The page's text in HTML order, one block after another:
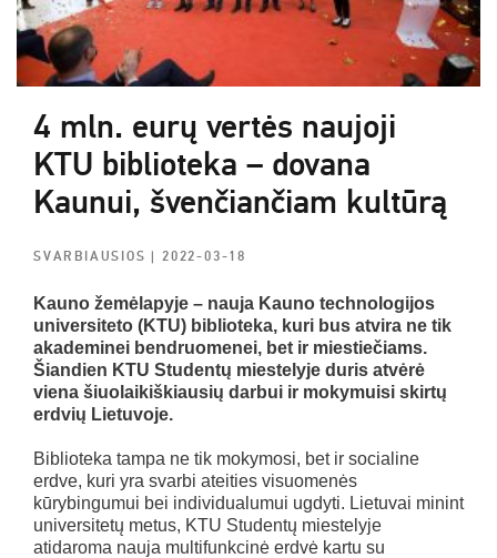
4 mln. eurų vertės naujoji
KTU biblioteka – dovana
Kaunui, švenčiančiam kultūrą
SVARBIAUSIOS| 2022-03-18
Kauno žemėlapyje – nauja Kauno technologijos
universiteto (KTU) biblioteka, kuri bus atvira ne tik
akademinei bendruomenei, bet ir miestiečiams.
Šiandien KTU Studentų miestelyje duris atvėrė
viena šiuolaikiškiausių darbui ir mokymuisi skirtų
erdvių Lietuvoje.
Biblioteka tampa ne tik mokymosi, bet ir socialine
erdve, kuri yra svarbi ateities visuomenės
kūrybingumui bei individualumui ugdyti. Lietuvai minint
universitetų metus, KTU Studentų miestelyje
atidaroma nauja multifunkcinė erdvė kartu su